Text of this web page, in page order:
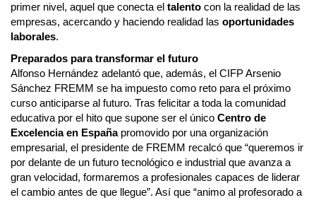
primer nivel, aquel que conecta el talento con la realidad de las
empresas, acercando y haciendo realidad las oportunidades
laborales.
Preparados para transformar el futuro
Alfonso Hernández adelantó que, además, el CIFP Arsenio
Sánchez FREMM se ha impuesto como reto para el próximo
curso anticiparse al futuro. Tras felicitar a toda la comunidad
educativa por el hito que supone ser el único Centro de
Excelencia en Españapromovido por una organización
empresarial, el presidente de FREMM recalcó que “queremos ir
por delante de un futuro tecnológico e industrial que avanza a
gran velocidad, formaremos a profesionales capaces de liderar
el cambio antes de que llegue”. Así que “animo al profesorado a